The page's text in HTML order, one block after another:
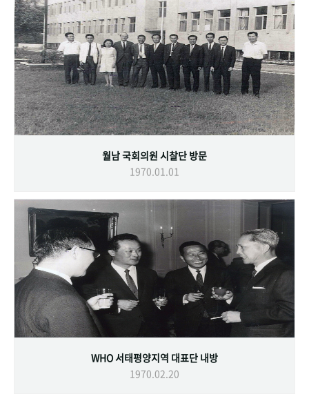
월남 국회의원 시찰단 방문
1970.01.01
WHO 서태평양지역 대표단 내방
1970.02.20